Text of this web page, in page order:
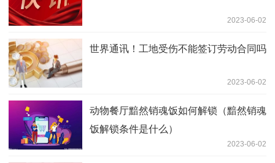
2023-06-02
世界通讯！工地受伤不能签订劳动合同吗
2023-06-02
动物餐厅黯然销魂饭如何解锁（黯然销魂
饭解锁条件是什么）
2023-06-02